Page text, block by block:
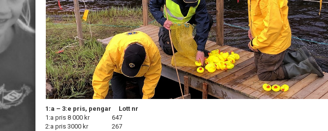
1:a – 3:e pris, pengar Lott nr
1:a pris 8 000 kr 647
2:a pris 3000 kr 267